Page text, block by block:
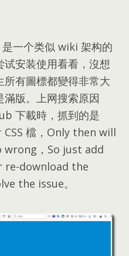
个类似 wiki 架构的
安装使用看看，沒想
有圖標都變得非常大
版。上网搜索原因
下載時，抓到的是
檔，Only then will
，So just add
re-download the
the issue。